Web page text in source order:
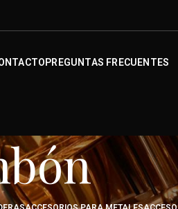
PREGUNTAS FRECUENTES